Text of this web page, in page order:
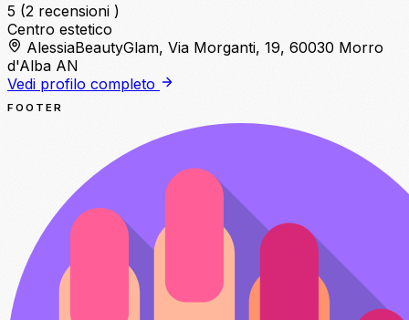
5 (2 recensioni )
Centro estetico
AlessiaBeautyGlam, Via Morganti, 19, 60030 Morro
d'Alba AN
Vedi profilo completo
FOOTER